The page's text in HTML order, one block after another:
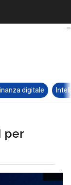
digitale
per